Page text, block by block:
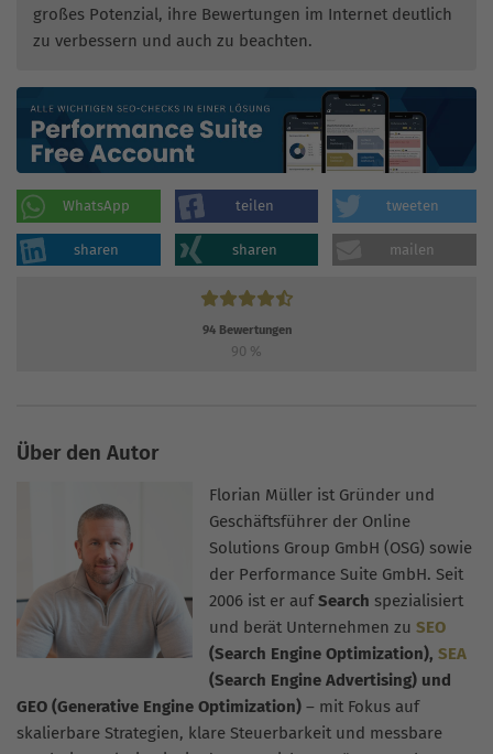
großes Potenzial, ihre Bewertungen im Internet deutlich
zu verbessern und auch zu beachten.
WhatsApp teilen tweeten
sharen sharen mailen
94Bewertungen
90 %
Über den Autor
Florian Müller ist Gründer und
Geschäftsführer der Online
Solutions Group GmbH (OSG) sowie
der Performance Suite GmbH. Seit
2006 ist er aufSearch spezialisiert
und berät Unternehmen zu SEO
(Search Engine Optimization), SEA
(Search Engine Advertising) und
GEO (Generative Engine Optimization) – mit Fokus auf
skalierbare Strategien, klare Steuerbarkeit und messbare